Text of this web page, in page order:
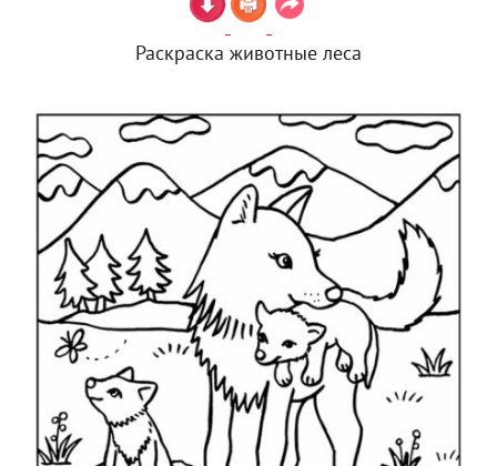
Раскраска животные леса